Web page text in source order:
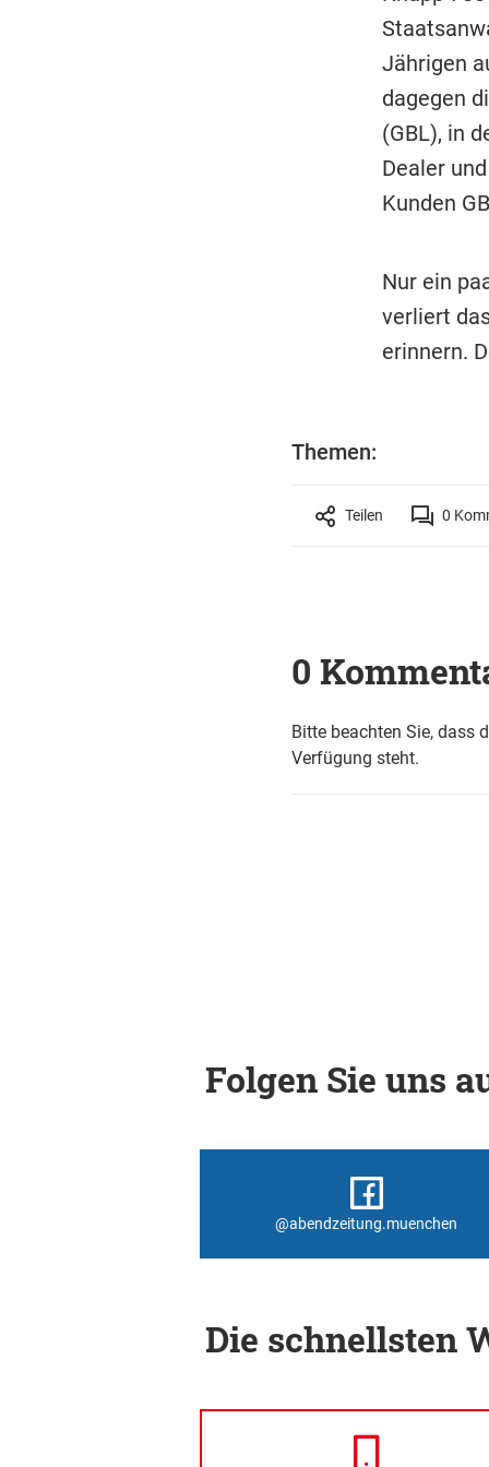
Jährigen
dagegen
(GBL), in
Dealer
Kunden
Nur ein
verliert
erinnern.
Themen:
Teilen 0
0
Bitte beachten Sie, dass
Verfügung steht.
Folgen Sie uns
@abendzeitung.muenchen
Die schnellsten